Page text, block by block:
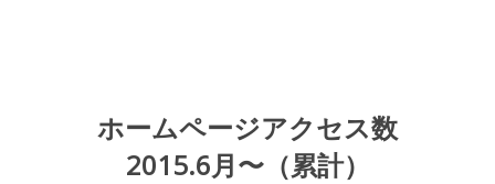
ホームページアクセス数
2015.6月〜（累計）